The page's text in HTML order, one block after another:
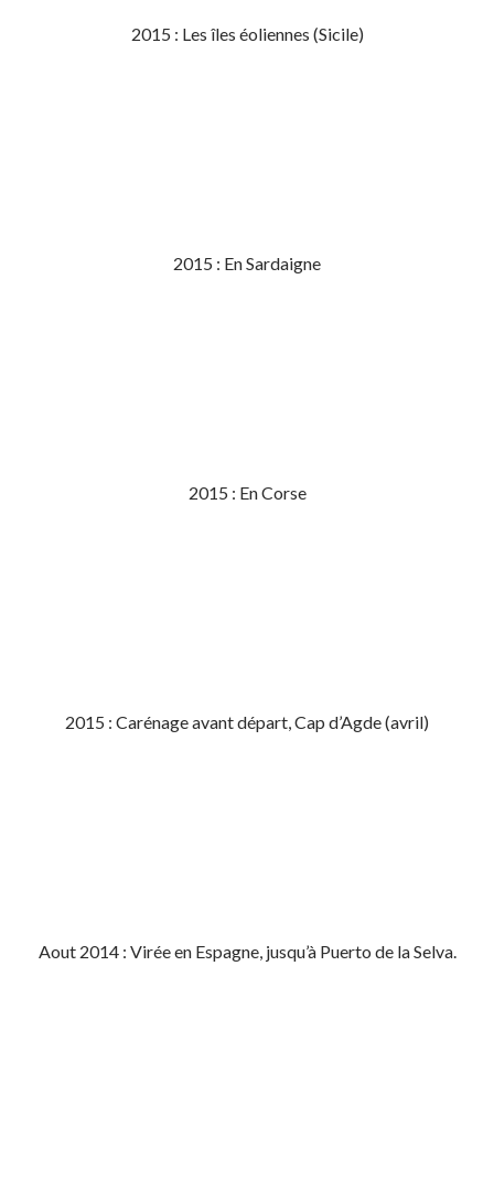
2015 : Les îles éoliennes (Sicile)
2015 : En Sardaigne
2015 : En Corse
2015 : Carénage avant départ, Cap d’Agde (avril)
Aout 2014 : Virée en Espagne, jusqu’à Puerto de la Selva.